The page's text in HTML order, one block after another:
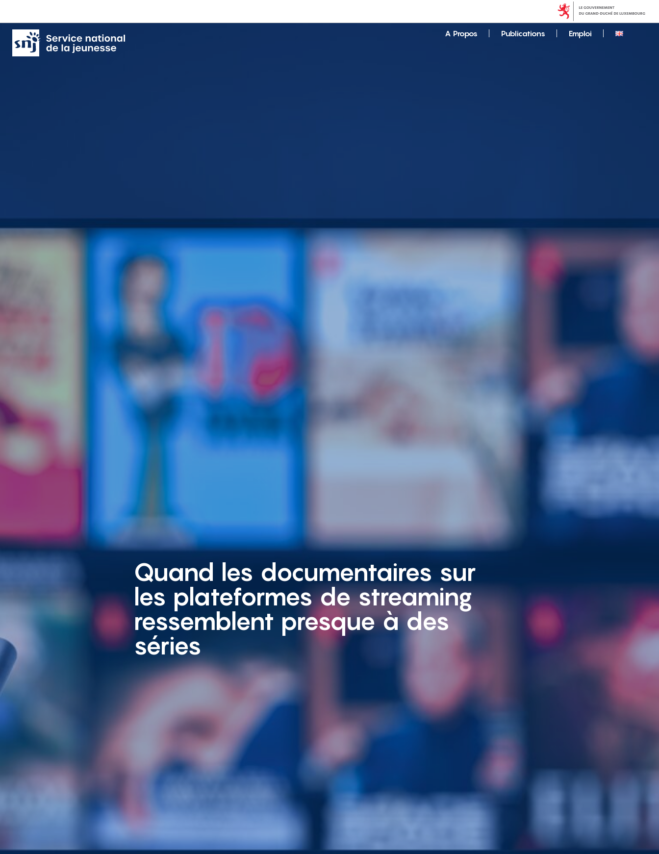
A Propos Publications Emploi
Quand les documentaires sur
les plateformes de streaming
ressemblent presque à des
séries